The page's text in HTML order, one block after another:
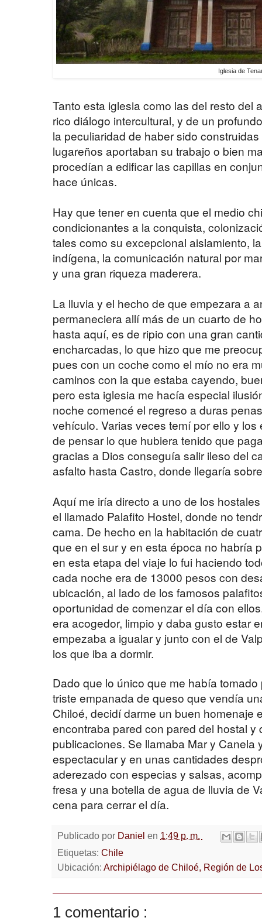
Iglesia de
Tanto esta iglesia como las del resto del
rico diálogo intercultural, y de un
la peculiaridad de haber sido
lugareños aportaban su trabajo o bien
procedían a edificar las capillas en
hace únicas.
Hay que tener en cuenta que el medio
condicionantes a la conquista,
tales como su excepcional aislamiento,
indígena, la comunicación natural por
y una gran riqueza maderera.
La lluvia y el hecho de que empezara a
permaneciera allí más de un cuarto de
hasta aquí, es de ripio con una gran
encharcadas, lo que hizo que me
pues con un coche como el mío no era
caminos con la que estaba cayendo,
pero esta iglesia me hacía especial
noche comencé el regreso a duras
vehículo. Varias veces temí por ello y
de pensar lo que hubiera tenido que
gracias a Dios conseguía salir ileso del
asfalto hasta Castro, donde llegaría
Aquí me iría directo a uno de los
el llamado Palafito Hostel, donde no
cama. De hecho en la habitación de
que en el sur y en esta época no habría
en esta etapa del viaje lo fui haciendo
cada noche era de 13000 pesos con
ubicación, al lado de los famosos
oportunidad de comenzar el día con
era acogedor, limpio y daba gusto estar
empezaba a igualar y junto con el de
los que iba a dormir.
Dado que lo único que me había
triste empanada de queso que vendía
Chiloé, decidí darme un buen homenaje
encontraba pared con pared del hostal
publicaciones. Se llamaba Mar y
espectacular y en unas cantidades
aderezado con especias y salsas,
fresa y una botella de agua de lluvia de
cena para cerrar el día.
Publicado por Daniel en 1:49 p. m.
Etiquetas: Chile
Ubicación: Archipiélago de Chiloé, Región de
1 comentario :